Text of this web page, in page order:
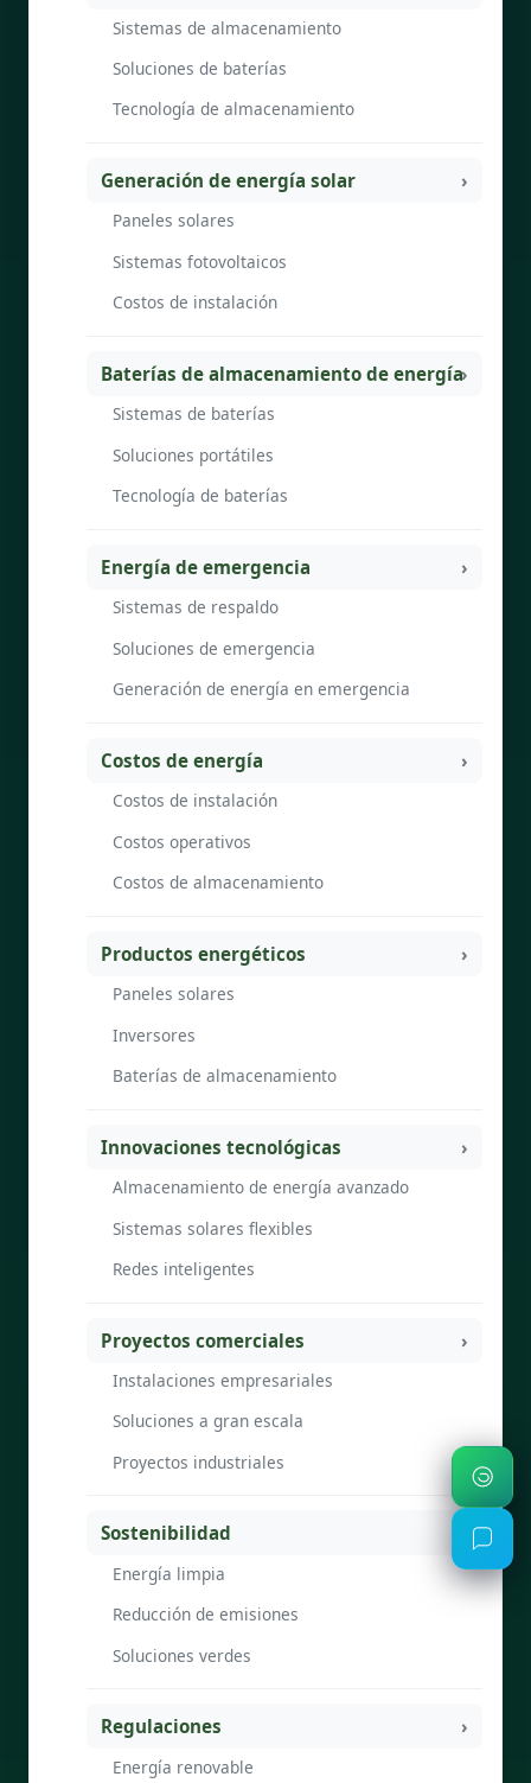
Sistemas de almacenamiento
Soluciones de baterías
Tecnología de almacenamiento
Generación de energía solar
Paneles solares
Sistemas fotovoltaicos
Costos de instalación
Baterías de almacenamiento de energía
Sistemas de baterías
Soluciones portátiles
Tecnología de baterías
Energía de emergencia
Sistemas de respaldo
Soluciones de emergencia
Generación de energía en emergencia
Costos de energía
Costos de instalación
Costos operativos
Costos de almacenamiento
Productos energéticos
Paneles solares
Inversores
Baterías de almacenamiento
Innovaciones tecnológicas
Almacenamiento de energía avanzado
Sistemas solares flexibles
Redes inteligentes
Proyectos comerciales
Instalaciones empresariales
Soluciones a gran escala
Proyectos industriales
Sostenibilidad
Energía limpia
Reducción de emisiones
Soluciones verdes
Regulaciones
Energía renovable